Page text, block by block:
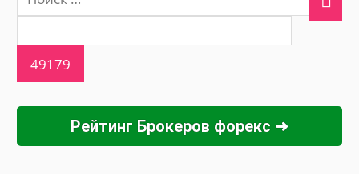
Рейтинг Брокеров форекс ➜